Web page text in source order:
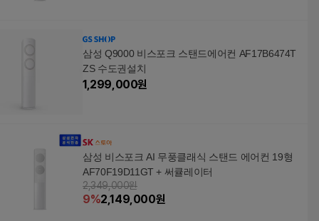
삼성 Q9000 비스포크 스탠드에어컨 AF17B6474T
ZS 수도권설치
1,299,000원
삼성 비스포크 AI 무풍클래식 스탠드 에어컨 19형
AF70F19D11GT + 써큘레이터
2,349,000원
9%2,149,000원